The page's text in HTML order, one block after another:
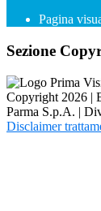
Pagina
Sezione
Copyright 2026 |
Parma S.p.A. |
Disclaimer